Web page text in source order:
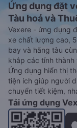
Ứng dụng đặt
Tàu hoả và
Vexere - ứng dụng
xe chất lượng cao,
bay và hãng tàu
khắp các tỉnh thành
Ứng dụng hiển thị
tiện ích giúp người
chuyển tiết kiệm,
Tải ứng dụng